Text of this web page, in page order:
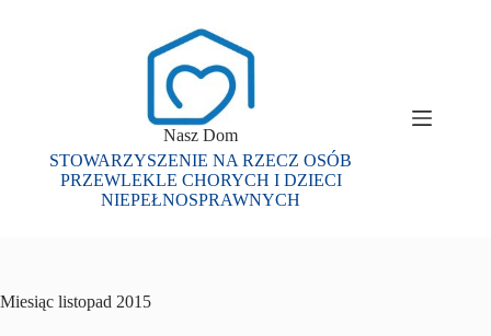
Nasz Dom
STOWARZYSZENIE NA RZECZ OSÓB
PRZEWLEKLE CHORYCH I DZIECI
NIEPEŁNOSPRAWNYCH
Miesiąc listopad 2015